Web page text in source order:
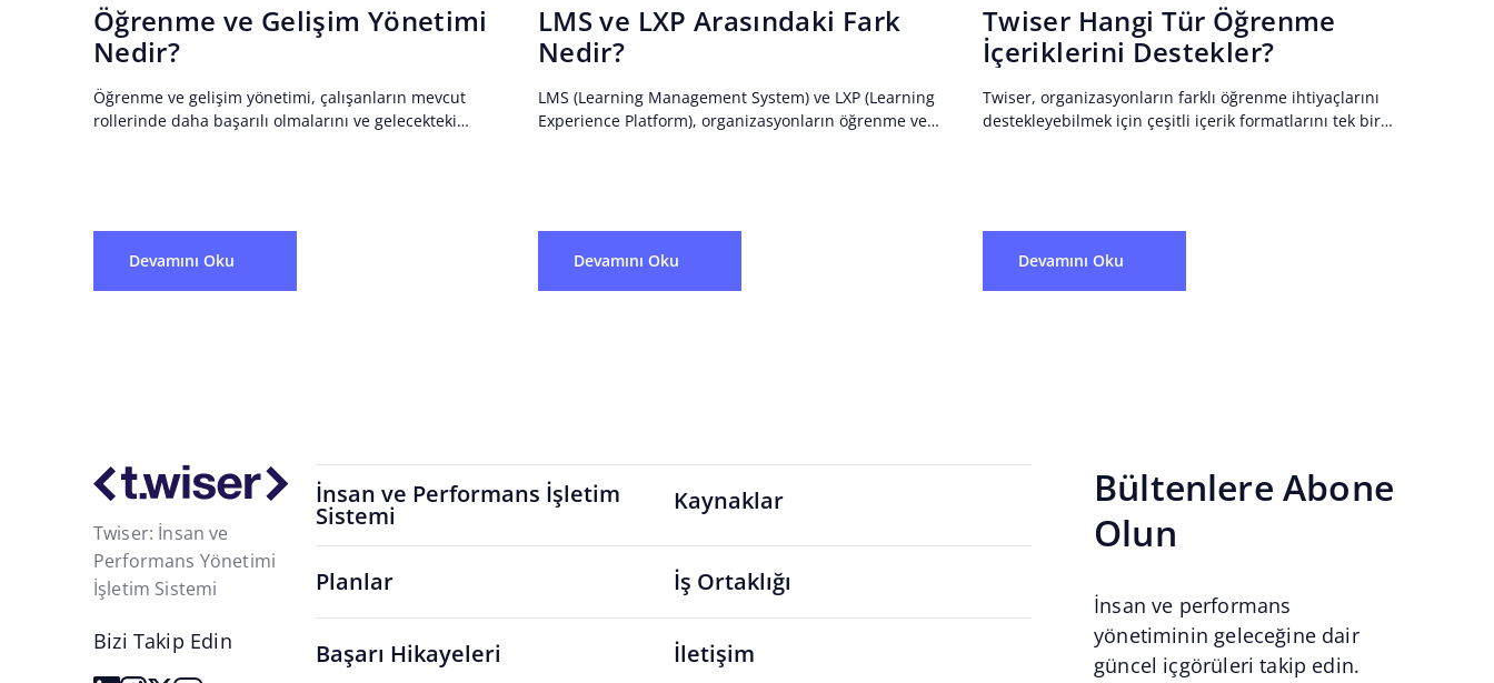
Öğrenme ve Gelişim Yönetimi
Nedir?
Öğrenme ve gelişim yönetimi, çalışanların mevcut
rollerinde daha başarılı olmalarını ve gelecekteki
Devamını Oku
LMS ve LXP Arasındaki Fark
Nedir?
LMS (Learning Management System) ve LXP (Learning
Experience Platform), organizasyonların öğrenme ve
Devamını Oku
Twiser Hangi Tür Öğrenme
İçeriklerini Destekler?
Twiser, organizasyonların farklı öğrenme ihtiyaçlarını
destekleyebilmek için çeşitli içerik formatlarını tek bir
Devamını Oku
Twiser: İnsan ve
Performans Yönetimi
İşletim Sistemi
Bizi Takip Edin
İnsan ve Performans İşletim
Sistemi
Kaynaklar
Planlar İş Ortaklığı
Başarı Hikayeleri İletişim
Bültenlere Abone
Olun
İnsan ve performans
yönetiminin geleceğine dair
güncel içgörüleri takip edin.